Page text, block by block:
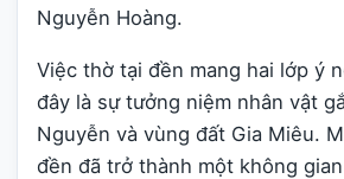
Nguyễn Hoàng.
Việc thờ tại đền mang hai lớp ý
đây là sự tưởng niệm nhân vật
Nguyễn và vùng đất Gia Miêu.
đền đã trở thành một không